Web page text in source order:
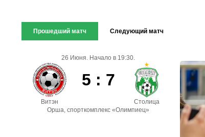
Прошедший матч Следующий матч
26 Июня. Начало в 19:30.
5 : 7
Витэн
Столица
Орша, спорткомплекс «Олимпиец»